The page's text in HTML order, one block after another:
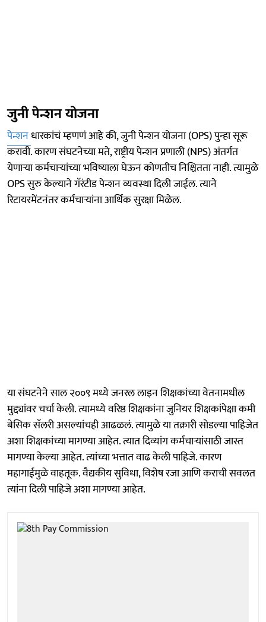
जुनी पेन्शन योजना
पेन्शनधारकांचं म्हणणं आहे की, जुनी पेन्शन योजना (OPS) पुन्हा सूरू
करावी. कारण संघटनेच्या मते, राष्ट्रीय पेन्शन प्रणाली (NPS) अंतर्गत
येणार्‍या कर्मचार्‍यांच्या भविष्याला घेऊन कोणतीच निश्चितता नाही. त्यामुळे
OPS सुरु केल्याने गॅरंटीड पेन्शन व्यवस्था दिली जाईल. त्याने
रिटायरमेंटनंतर कर्मचाऱ्यांना आर्थिक सुरक्षा मिळेल.
या संघटनेने साल २००९ मध्ये जनरल लाइन शिक्षकांच्या वेतनामधील
मुद्द्यांवर चर्चा केली. त्यामध्ये वरिष्ठ शिक्षकांना जुनियर शिक्षकांपेक्षा कमी
बेसिक सॅलरी असल्यांचही आढळलं. त्यामुळे या तक्रारी सोडल्या पाहिजेत
अशा शिक्षकांच्या मागण्या आहेत. त्यात दिव्यांग कर्मचाऱ्यांसाठी जास्त
मागण्या केल्या आहेत. त्यांच्या भत्तात वाढ केली पाहिजे. कारण
महागाईमुळे वाहतूक. वैद्यकीय सुविधा, विशेष रजा आणि कराची सवलत
त्यांना दिली पाहिजे अशा मागण्या आहेत.